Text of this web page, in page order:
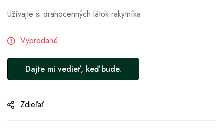
Užívajte si drahocenných látok rakytníka
Vypredané
Zdieľať